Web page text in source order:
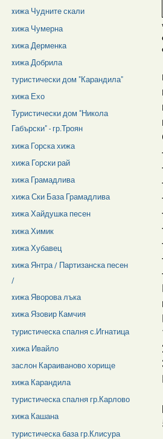
xижа Чудните скали
xижа Чумерна
xижа Дерменка
xижа Добрила
туристически дом "Карандила"
xижа Ехо
Туристически дом "Никола
Габърски" - гр.Троян
xижа Горска хижа
хижа Горски рай
xижа Грамадлива
хижа Ски База Грамадлива
xижа Хайдушка песен
xижа Химик
xижа Хубавец
xижа Янтра / Партизанска песен
/
xижа Яворова лъка
xижа Язовир Камчия
туристическа спалня с.Игнатица
хижа Ивайло
заслон Караиваново хорище
xижа Карандила
туристическа спалня гр.Карлово
xижа Кашана
туристическа база гр.Клисура